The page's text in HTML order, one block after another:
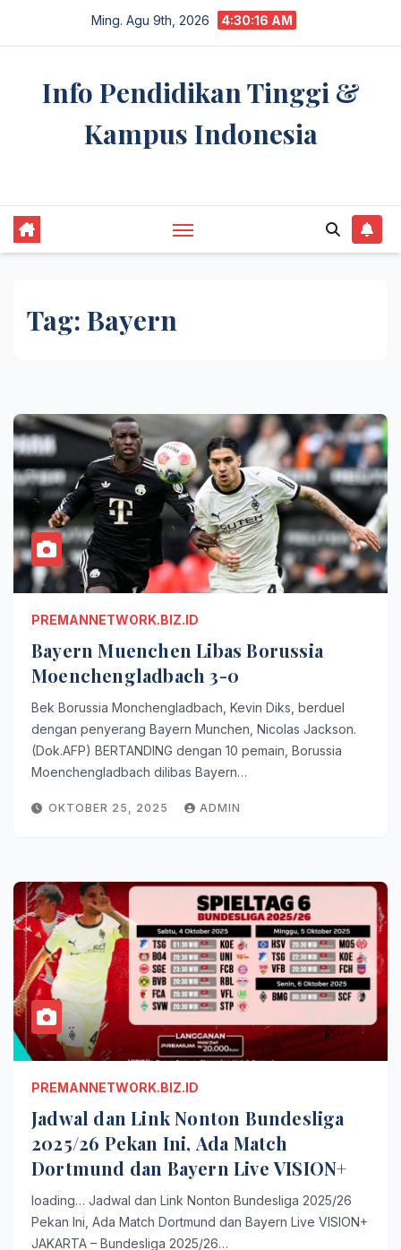
Ming. Agu 9th, 2026 4:30:17 AM
Info Pendidikan Tinggi &
Kampus Indonesia
Tag: Bayern
PREMANNETWORK.BIZ.ID
Bayern Muenchen Libas Borussia
Moenchengladbach 3-0
Bek Borussia Monchengladbach, Kevin Diks, berduel
dengan penyerang Bayern Munchen, Nicolas Jackson.
(Dok.AFP) BERTANDING dengan 10 pemain, Borussia
Moenchengladbach dilibas Bayern…
OKTOBER 25, 2025 ADMIN
PREMANNETWORK.BIZ.ID
Jadwal dan Link Nonton Bundesliga
2025/26 Pekan Ini, Ada Match
Dortmund dan Bayern Live VISION+
loading… Jadwal dan Link Nonton Bundesliga 2025/26
Pekan Ini, Ada Match Dortmund dan Bayern Live VISION+
JAKARTA – Bundesliga 2025/26…